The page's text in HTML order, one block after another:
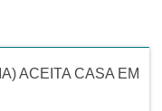
ACEITA CASA EM